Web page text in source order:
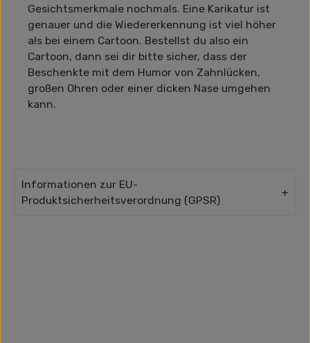
Gesichtsmerkmale nochmals. Eine Karikatur ist
genauer und die Wiedererkennung ist viel höher
als bei einem Cartoon. Bestellst du also ein
Cartoon, dann sei dir bitte sicher, dass der
Beschenkte mit dem Humor von Zahnlücken,
großen Ohren oder einer dicken Nase umgehen
kann.
Informationen zur EU-
Produktsicherheitsverordnung (GPSR)